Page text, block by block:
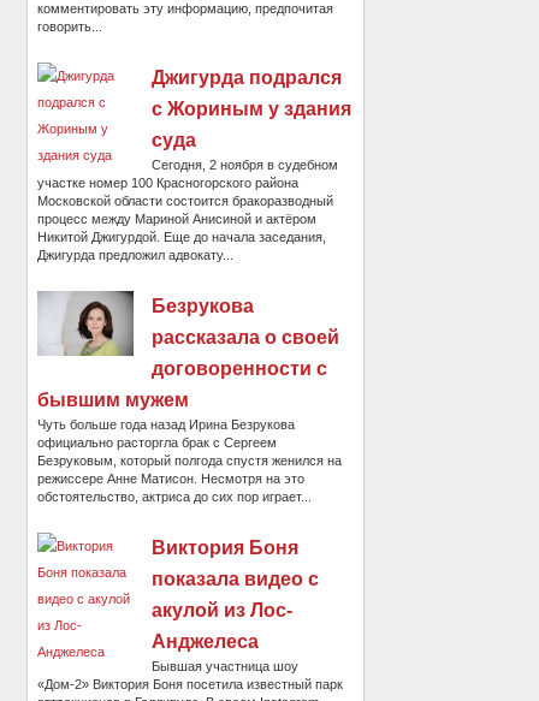
комментировать эту информацию, предпочитая
говорить...
Джигурда подрался
с Жориным у здания
суда
Сегодня, 2 ноября в судебном
участке номер 100 Красногорского района
Московской области состоится бракоразводный
процесс между Мариной Анисиной и актёром
Никитой Джигурдой. Еще до начала заседания,
Джигурда предложил адвокату...
Безрукова
рассказала о своей
договоренности с
бывшим мужем
Чуть больше года назад Ирина Безрукова
официально расторгла брак с Сергеем
Безруковым, который полгода спустя женился на
режиссере Анне Матисон. Несмотря на это
обстоятельство, актриса до сих пор играет...
Виктория Боня
показала видео с
акулой из Лос-
Анджелеса
Бывшая участница шоу
«Дом-2» Виктория Боня посетила известный парк